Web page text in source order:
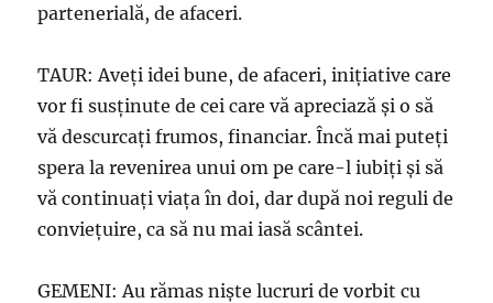
partenerială, de afaceri.
TAUR: Aveţi idei bune, de afaceri, iniţiative care
vor fi susţinute de cei care vă apreciază şi o să
vă descurcaţi frumos, financiar. Încă mai puteţi
spera la revenirea unui om pe care-l iubiţi şi să
vă continuaţi viaţa în doi, dar după noi reguli de
convieţuire, ca să nu mai iasă scântei.
GEMENI: Au rămas nişte lucruri de vorbit cu